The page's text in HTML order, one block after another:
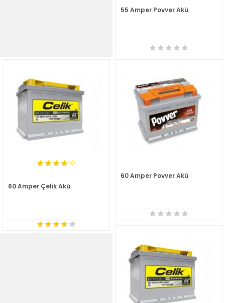
55 Amper Povver Akü
60 Amper Çelik Akü
60 Amper Povver Akü